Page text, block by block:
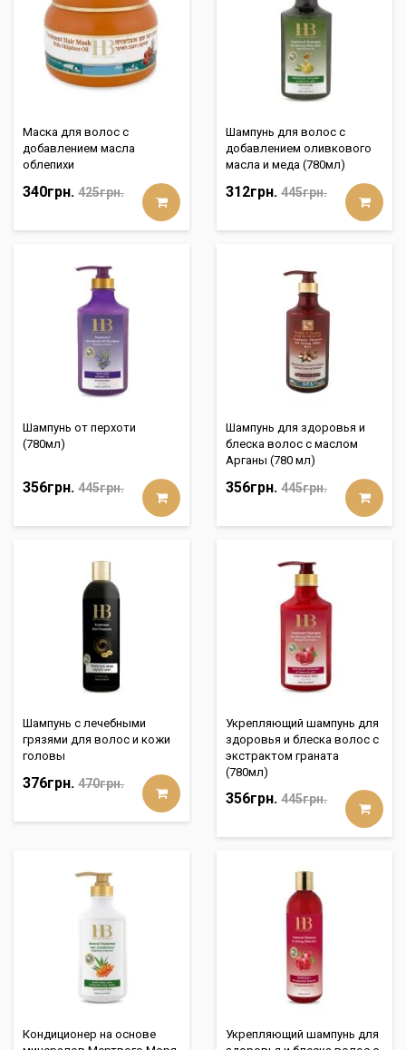
Маска для волос с
добавлением масла
облепихи
340грн. 425грн.
Шампунь для волос с
добавлением оливкового
масла и меда (780мл)
312грн. 445грн.
Шампунь от перхоти
(780мл)
356грн. 445грн.
Шампунь для здоровья и
блеска волос с маслом
Арганы (780 мл)
356грн. 445грн.
Шампунь с лечебными
грязями для волос и кожи
головы
376грн. 470грн.
Укрепляющий шампунь для
здоровья и блеска волос с
экстрактом граната
(780мл)
356грн. 445грн.
Кондиционер на основе
Укрепляющий шампунь для